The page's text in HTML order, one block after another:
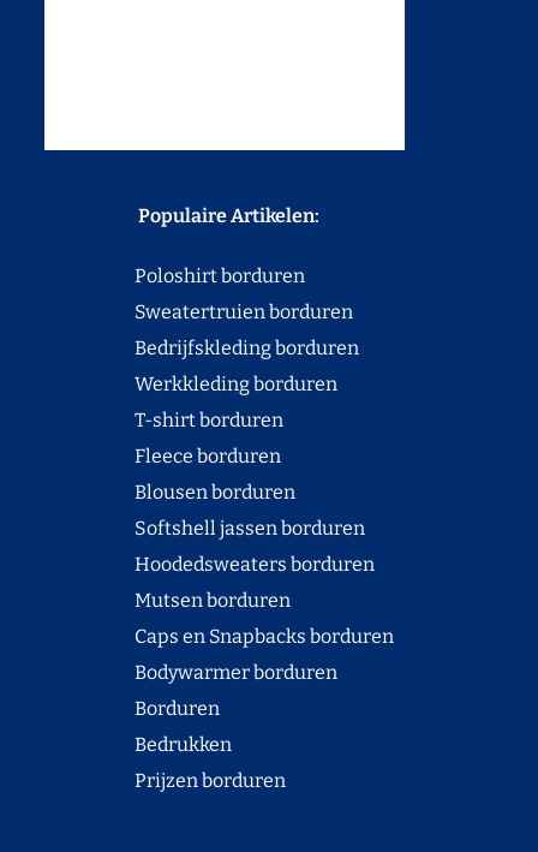
Populaire Artikelen:
Poloshirt borduren
Sweatertruien borduren
Bedrijfskleding borduren
Werkkleding borduren
T-shirt borduren
Fleece borduren
Blousen borduren
Softshell jassen borduren
Hoodedsweaters borduren
Mutsen borduren
Caps en Snapbacks borduren
Bodywarmer borduren
Borduren
Bedrukken
Prijzen borduren